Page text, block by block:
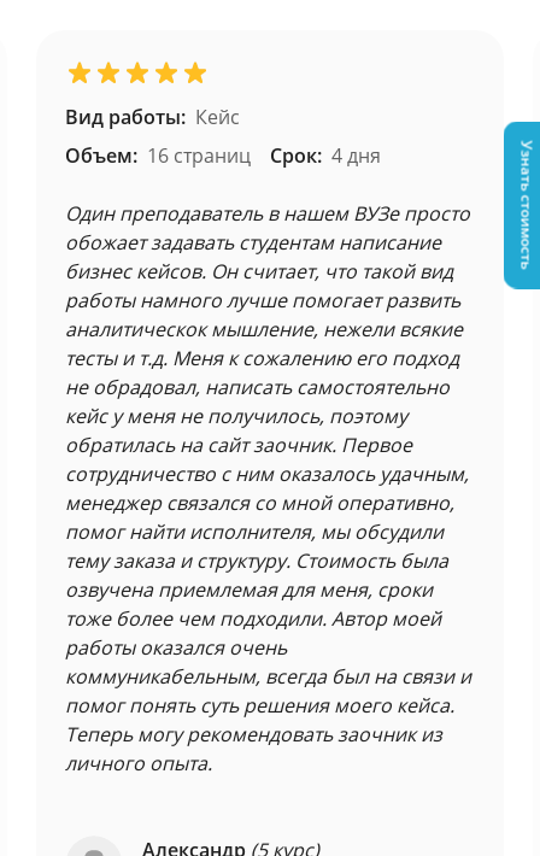
Вид работы: Кейс
Объем: 16 страниц Срок: 4 дня
Один преподаватель в нашем ВУЗе просто
обожает задавать студентам написание
бизнес кейсов. Он считает, что такой вид
работы намного лучше помогает развить
аналитическок мышление, нежели всякие
тесты и т.д. Меня к сожалению его подход
не обрадовал, написать самостоятельно
кейс у меня не получилось, поэтому
обратилась на сайт заочник. Первое
сотрудничество с ним оказалось удачным,
менеджер связался со мной оперативно,
помог найти исполнителя, мы обсудили
тему заказа и структуру. Стоимость была
озвучена приемлемая для меня, сроки
тоже более чем подходили. Автор моей
работы оказался очень
коммуникабельным, всегда был на связи и
помог понять суть решения моего кейса.
Теперь могу рекомендовать заочник из
личного опыта.
Александр (5 курс)
Узнать стоимость